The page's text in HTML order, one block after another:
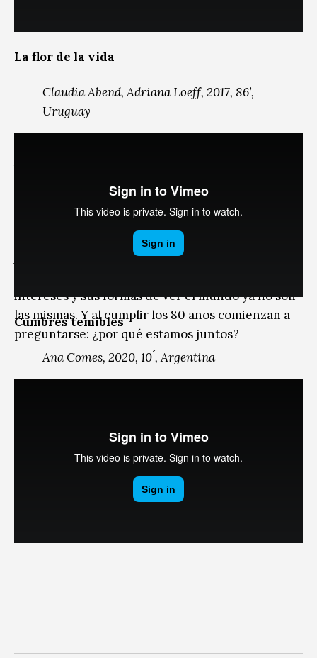
La flor de la vida
Claudia Abend, Adriana Loeff, 2017, 86’,
Uruguay
preparan para vivir su vejez en tranquilidad. Pero
algo no está bien. Aquellos jóvenes que se
apasionaron el uno por el otro en los años 50, que
juraron amarse y acompañarse hasta el último día,
intereses y sus formas de ver el mundo ya no son
las mismas. Y al cumplir los 80 años comienzan a
preguntarse: ¿por qué estamos juntos?
Cumbres temibles
Ana Comes, 2020, 10 ́, Argentina